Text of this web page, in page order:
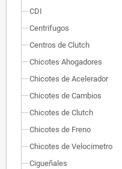
CDI
Centrifugos
Centros de Clutch
Chicotes Ahogadores
Chicotes de Acelerador
Chicotes de Cambios
Chicotes de Clutch
Chicotes de Freno
Chicotes de Velocimetro
Cigueñales